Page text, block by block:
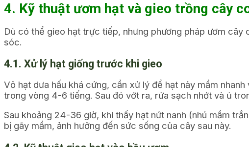
4. Kỹ thuật ươm hạt và gieo trồng cây
Dù có thể gieo hạt trực tiếp, nhưng phương pháp ươm
sóc.
4.1. Xử lý hạt giống trước khi gieo
Vỏ hạt dưa hấu khá cứng, cần xử lý để hạt nảy mầm
trong vòng 4-6 tiếng. Sau đó vớt ra, rửa sạch nhớt và ủ
Sau khoảng 24-36 giờ, khi thấy hạt nứt nanh (nhú mầm
bị gãy mầm, ảnh hưởng đến sức sống của cây sau này.